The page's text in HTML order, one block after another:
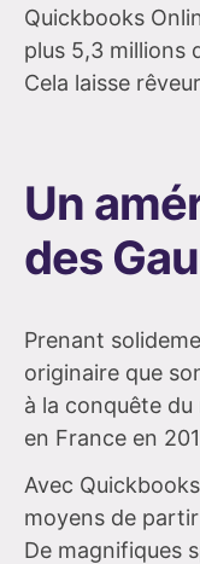
Quickbooks
plus 5,3 millions
Cela laisse
Un
des
Prenant
originaire que
à la conquête du
en France en
Avec
moyens de partir
De magnifiques